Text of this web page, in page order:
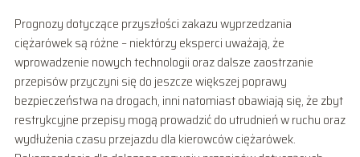
Prognozy dotyczące przyszłości zakazu wyprzedzania
ciężarówek są różne – niektórzy eksperci uważają, że
wprowadzenie nowych technologii oraz dalsze zaostrzanie
przepisów przyczyni się do jeszcze większej poprawy
bezpieczeństwa na drogach, inni natomiast obawiają się, że zbyt
restrykcyjne przepisy mogą prowadzić do utrudnień w ruchu oraz
wydłużenia czasu przejazdu dla kierowców ciężarówek.